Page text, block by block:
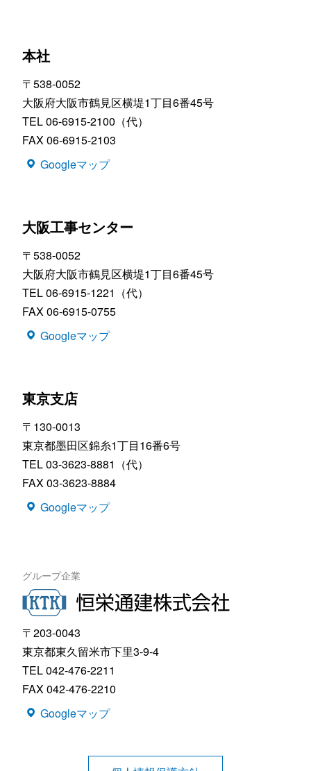
本社
〒538-0052
大阪府大阪市鶴見区横堤1丁目6番45号
TEL 06-6915-2100（代）
FAX 06-6915-2103
Googleマップ
大阪工事センター
〒538-0052
大阪府大阪市鶴見区横堤1丁目6番45号
TEL 06-6915-1221（代）
FAX 06-6915-0755
Googleマップ
東京支店
〒130-0013
東京都墨田区錦糸1丁目16番6号
TEL 03-3623-8881（代）
FAX 03-3623-8884
Googleマップ
グループ企業
〒203-0043
東京都東久留米市下里3-9-4
TEL 042-476-2211
FAX 042-476-2210
Googleマップ